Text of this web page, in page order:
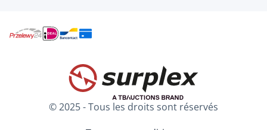
© 2025 - Tous les droits sont réservés